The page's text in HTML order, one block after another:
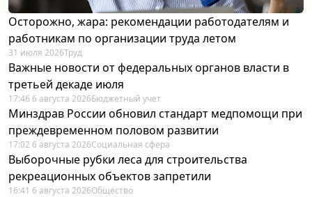
Осторожно, жара: рекомендации работодателям и
работникам по организации труда летом
31 июля 2026Труд
Важные новости от федеральных органов власти в
третьей декаде июля
17:46 6 августа 2026Бюджетный учет
Минздрав России обновил стандарт медпомощи при
преждевременном половом развитии
17:02 6 августа 2026Социальная сфера
Выборочные рубки леса для строительства
рекреационных объектов запретили
16:41 6 августа 2026Общество